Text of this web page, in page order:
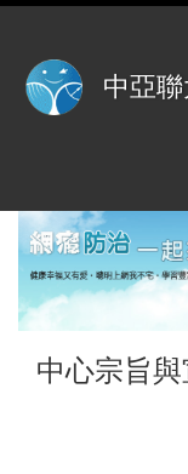
中亞
中心宗旨